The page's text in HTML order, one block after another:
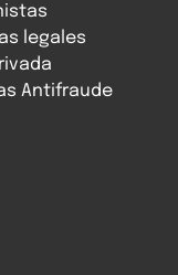
legales
Antifraude